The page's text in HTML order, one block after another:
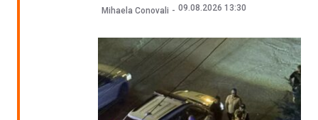
Mihaela Conovali 09.08.2026 13:30